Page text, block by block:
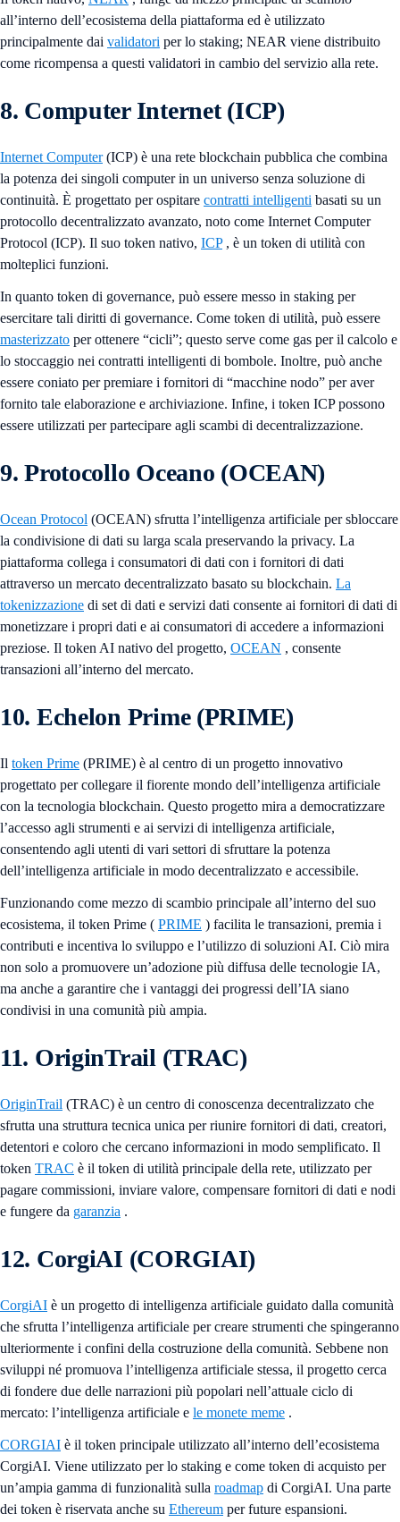
all’interno dell’ecosistema della piattaforma ed è utilizzato
principalmente dai validatori per lo staking; NEAR viene distribuito
come ricompensa a questi validatori in cambio del servizio alla rete.
8. Computer Internet (ICP)
Internet Computer(ICP) è una rete blockchain pubblica che combina
la potenza dei singoli computer in un universo senza soluzione di
continuità. È progettato per ospitare contratti intelligenti basati su un
protocollo decentralizzato avanzato, noto come Internet Computer
Protocol (ICP). Il suo token nativo, ICP, è un token di utilità con
molteplici funzioni.
In quanto token di governance, può essere messo in staking per
esercitare tali diritti di governance. Come token di utilità, può essere
masterizzato per ottenere “cicli”; questo serve come gas per il calcolo e
lo stoccaggio nei contratti intelligenti di bombole. Inoltre, può anche
essere coniato per premiare i fornitori di “macchine nodo” per aver
fornito tale elaborazione e archiviazione. Infine, i token ICP possono
essere utilizzati per partecipare agli scambi di decentralizzazione.
9. Protocollo Oceano (OCEAN)
Ocean Protocol (OCEAN) sfrutta l’intelligenza artificiale per sbloccare
la condivisione di dati su larga scala preservando la privacy. La
piattaforma collega i consumatori di dati con i fornitori di dati
attraverso un mercato decentralizzato basato su blockchain. La
tokenizzazione di set di dati e servizi dati consente ai fornitori di dati di
monetizzare i propri dati e ai consumatori di accedere a informazioni
preziose. Il token AI nativo del progetto, OCEAN , consente
transazioni all’interno del mercato.
10. Echelon Prime (PRIME)
Il token Prime (PRIME) è al centro di un progetto innovativo
progettato per collegare il fiorente mondo dell’intelligenza artificiale
con la tecnologia blockchain. Questo progetto mira a democratizzare
l’accesso agli strumenti e ai servizi di intelligenza artificiale,
consentendo agli utenti di vari settori di sfruttare la potenza
dell’intelligenza artificiale in modo decentralizzato e accessibile.
Funzionando come mezzo di scambio principale all’interno del suo
ecosistema, il token Prime ( PRIME ) facilita le transazioni, premia i
contributi e incentiva lo sviluppo e l’utilizzo di soluzioni AI. Ciò mira
non solo a promuovere un’adozione più diffusa delle tecnologie IA,
ma anche a garantire che i vantaggi dei progressi dell’IA siano
condivisi in una comunità più ampia.
11. OriginTrail (TRAC)
OriginTrail (TRAC) è un centro di conoscenza decentralizzato che
sfrutta una struttura tecnica unica per riunire fornitori di dati, creatori,
detentori e coloro che cercano informazioni in modo semplificato. Il
token TRAC è il token di utilità principale della rete, utilizzato per
pagare commissioni, inviare valore, compensare fornitori di dati e nodi
e fungere da garanzia .
12. CorgiAI (CORGIAI)
CorgiAI è un progetto di intelligenza artificiale guidato dalla comunità
che sfrutta l’intelligenza artificiale per creare strumenti che spingeranno
ulteriormente i confini della costruzione della comunità. Sebbene non
sviluppi né promuova l’intelligenza artificiale stessa, il progetto cerca
di fondere due delle narrazioni più popolari nell’attuale ciclo di
mercato: l’intelligenza artificiale e le monete meme .
CORGIAI è il token principale utilizzato all’interno dell’ecosistema
CorgiAI. Viene utilizzato per lo staking e come token di acquisto per
un’ampia gamma di funzionalità sulla roadmap di CorgiAI. Una parte
dei token è riservata anche su Ethereum per future espansioni.